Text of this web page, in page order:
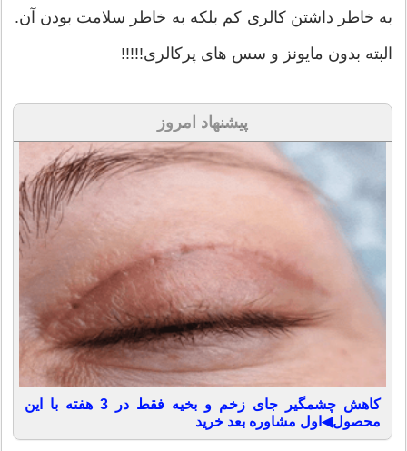
به خاطر داشتن کالری کم بلکه به خاطر سلامت بودن آن.
البته بدون مایونز و سس های پرکالری!!!!!
پیشنهاد امروز
کاهش چشمگیر جای زخم و بخیه فقط در 3 هفته با این
محصول◀اول مشاوره بعد خرید